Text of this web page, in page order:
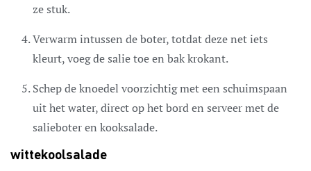
ze stuk.
Verwarm intussen de boter, totdat deze net iets
kleurt, voeg de salie toe en bak krokant.
Schep de knoedel voorzichtig met een schuimspaan
uit het water, direct op het bord en serveer met de
salieboter en kooksalade.
wittekoolsalade